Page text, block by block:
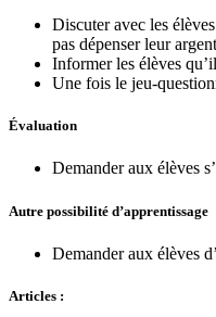
Discuter avec les
pas dépenser leur
Informer les élèves
Une fois le jeu-
Évaluation
Demander aux élèves
Autre possibilité d’apprentissage
Demander aux élèves
Articles :